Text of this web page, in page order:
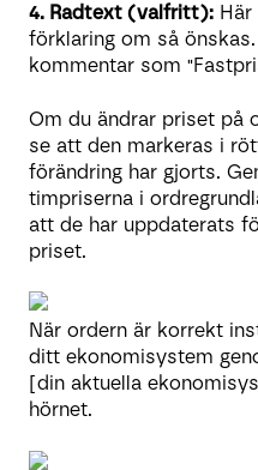
4. Radtext (valfritt):
förklaring om så
kommentar som
Om du ändrar priset på
se att den markeras i
förändring har gjorts.
timpriserna i
att de har uppdaterats
priset.
När ordern är korrekt
ditt ekonomisystem
[din aktuella
hörnet.